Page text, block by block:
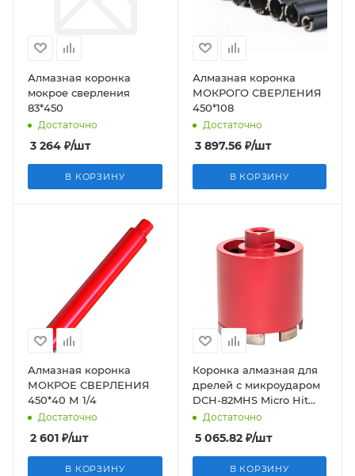
Алмазная коронка
мокрое сверления
83*450
Достаточно
3 264 ₽/шт
В КОРЗИНУ
Алмазная коронка
МОКРОГО СВЕРЛЕНИЯ
450*108
Достаточно
3 897.56₽/шт
В КОРЗИНУ
Алмазная коронка
МОКРОЕ СВЕРЛЕНИЯ
450*40 М 1/4
Достаточно
2 601 ₽/шт
В КОРЗИНУ
Коронка алмазная для
дрелей с микроударом
DCH-82MHS Micro Hit
Laser M16 EKF P
Достаточно
5 065.82₽/шт
В КОРЗИНУ